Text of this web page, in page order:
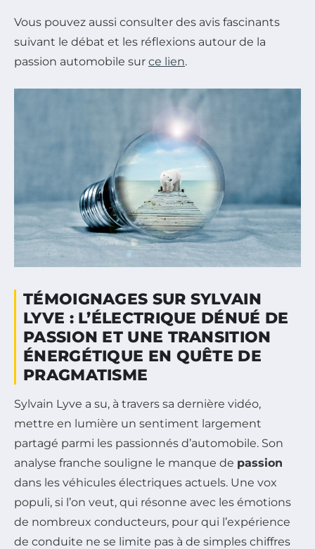
Vous pouvez aussi consulter des avis fascinants
suivant le débat et les réflexions autour de la
passion automobile sur ce lien.
TÉMOIGNAGES SUR SYLVAIN
LYVE : L’ÉLECTRIQUE DÉNUÉ DE
PASSION ET UNE TRANSITION
ÉNERGÉTIQUE EN QUÊTE DE
PRAGMATISME
Sylvain Lyve a su, à travers sa dernière vidéo,
mettre en lumière un sentiment largement
partagé parmi les passionnés d’automobile. Son
analyse franche souligne le manque de passion
dans les véhicules électriques actuels. Une vox
populi, si l’on veut, qui résonne avec les émotions
de nombreux conducteurs, pour qui l’expérience
de conduite ne se limite pas à de simples chiffres